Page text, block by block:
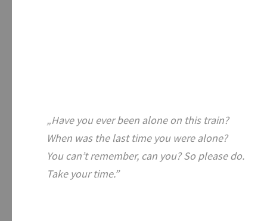
„Have you ever been alone on this train?
When was the last time you were alone?
You can’t remember, can you? So please do.
Take your time.”